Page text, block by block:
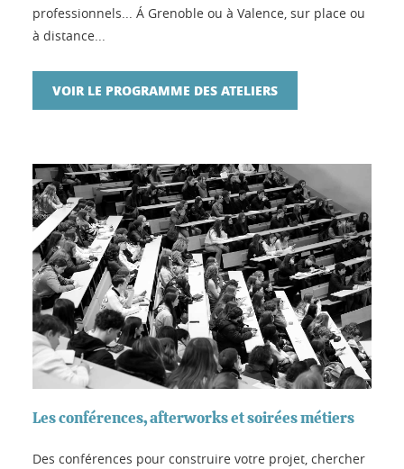
professionnels... Á Grenoble ou à Valence, sur place ou
à distance...
VOIR LE PROGRAMME DES ATELIERS
Les conférences, afterworks et soirées métiers
Des conférences pour construire votre projet, chercher